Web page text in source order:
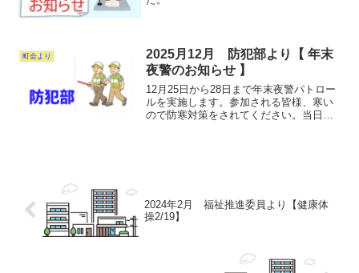
町会より
2025月12月 防犯部より【 年末
夜警のお知らせ 】
12月25日から28日まで年末夜警パトロー
ルを実施します。参加される皆様、寒い
ので防寒対策をされてください。当日は
2024年2月 福祉推進委員より【健康体
操2/19】